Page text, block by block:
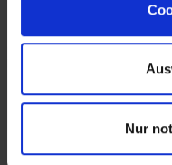
Nur
Deutlich bessere